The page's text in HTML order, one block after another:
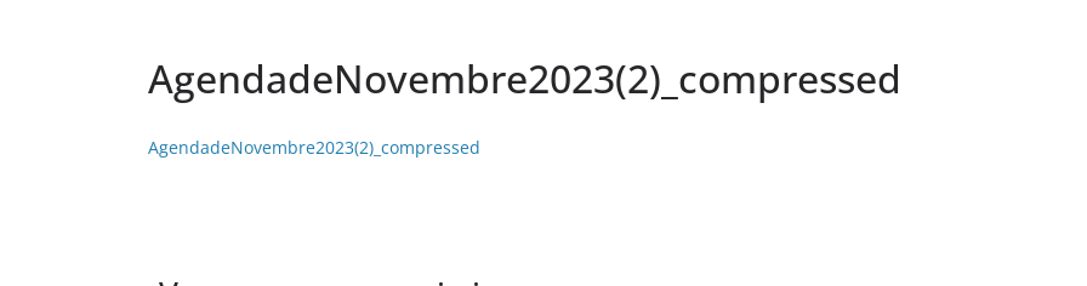
AgendadeNovembre2023(2)_compressed
AgendadeNovembre2023(2)_compressed